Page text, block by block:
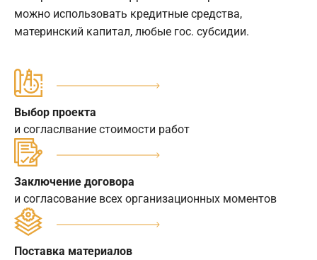
можно использовать кредитные средства,
материнский капитал, любые гос. субсидии.
Выбор проекта
и согласлвание стоимости работ
Заключение договора
и согласование всех организационных моментов
Поставка материалов